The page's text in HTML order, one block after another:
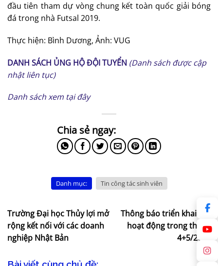
đầu tiên tham dự vòng chung kết toàn quốc giải bóng
đá trong nhà Futsal 2019.
Thực hiện: Bình Dương, Ảnh: VUG
DANH SÁCH ỦNG HỘ ĐỘI TUYỂN (Danh sách được cập
nhật liên tục)
Danh sách xem tại đây
Danh mục: Tin công tác sinh viên
Trường Đại học Thủy lợi mở
rộng kết nối với các doanh
nghiệp Nhật Bản
Thông báo triển khai các
hoạt động trong tháng
4+5/2019